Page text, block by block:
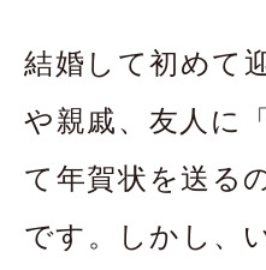
アクセス
結婚して初めて
や親戚、友人に
て年賀状を送る
です。しかし、